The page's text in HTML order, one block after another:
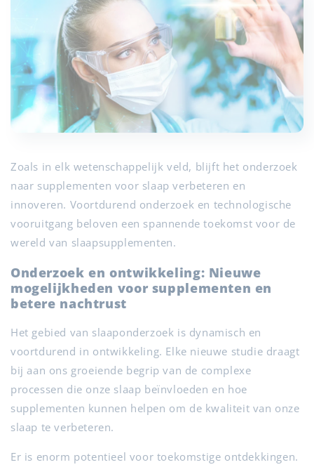
Zoals in elk wetenschappelijk veld, blijft het onderzoek
naar supplementen voor slaap verbeteren en
innoveren. Voortdurend onderzoek en technologische
vooruitgang beloven een spannende toekomst voor de
wereld van slaapsupplementen.
Onderzoek en ontwikkeling: Nieuwe
mogelijkheden voor supplementen en
betere nachtrust
Het gebied van slaaponderzoek is dynamisch en
voortdurend in ontwikkeling. Elke nieuwe studie draagt
bij aan ons groeiende begrip van de complexe
processen die onze slaap beïnvloeden en hoe
supplementen kunnen helpen om de kwaliteit van onze
slaap te verbeteren.
Er is enorm potentieel voor toekomstige ontdekkingen.